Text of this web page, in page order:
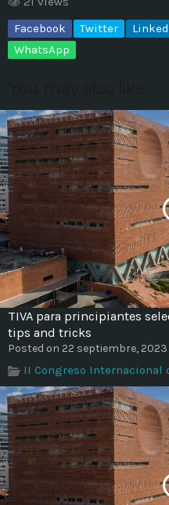
MOST UPVOTED
DESIGN
Validating
Architectures In
Time
Facebook
Twitter
WhatsApp
TIVA para principiantes
tips and tricks
Posted on 22 septiembre, 2023
II Congreso Internacional